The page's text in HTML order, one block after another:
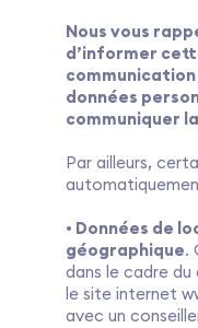
Nous vous
d’informer
données
communiquer
Par ailleurs,
• Données de
géographique.
dans le cadre
le site internet
avec un